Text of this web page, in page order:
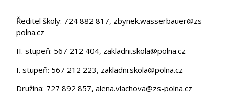
Ředitel školy: 724 882 817, zbynek.wasserbauer@zs-
polna.cz
II. stupeň: 567 212 404, zakladni.skola@polna.cz
I. stupeň: 567 212 223, zakladni.skola@polna.cz
Družina: 727 892 857, alena.vlachova@zs-polna.cz